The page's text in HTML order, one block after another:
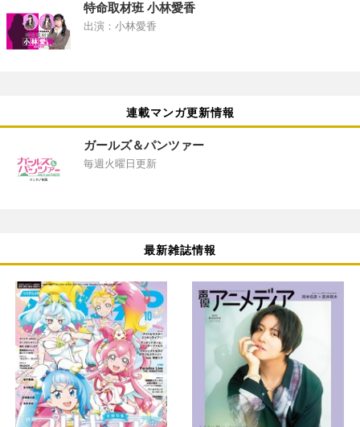
特命取材班 小林愛香
出演：小林愛香
連載マンガ更新情報
ガールズ＆パンツァー
毎週火曜日更新
最新雑誌情報